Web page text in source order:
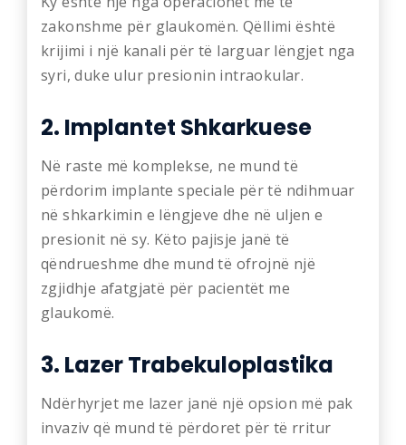
zakonshme për glaukomën. Qëllimi është
krijimi i një kanali për të larguar lëngjet nga
syri, duke ulur presionin intraokular.
2. Implantet Shkarkuese
Në raste më komplekse, ne mund të
përdorim implante speciale për të ndihmuar
në shkarkimin e lëngjeve dhe në uljen e
presionit në sy. Këto pajisje janë të
qëndrueshme dhe mund të ofrojnë një
zgjidhje afatgjatë për pacientët me
glaukomë.
3. Lazer Trabekuloplastika
Ndërhyrjet me lazer janë një opsion më pak
invaziv që mund të përdoret për të rritur